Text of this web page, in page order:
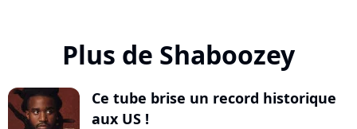
Plus de Shaboozey
Ce tube brise un record historique
aux US !